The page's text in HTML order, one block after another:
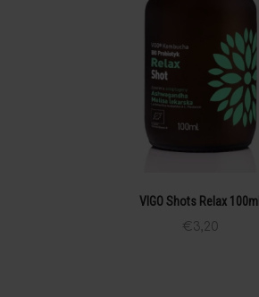
VIGO Shots Relax 100ml
€3,20